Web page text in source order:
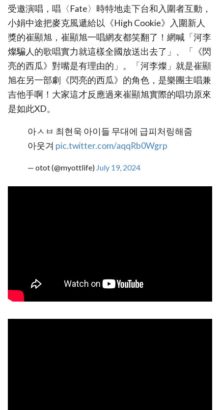
受邀演唱，唱〈Fate〉時特地走下台和入圍者互動，
小娟中途把麥克風遞給以《High Cookie》入圍新人
獎的崔顯旭，崔顯旭一唱網友都笑翻了！網喊「河李
燦騙人的歌唱實力就這樣全國放送出去了」、「《閃
亮的西瓜》對嘴是有理由的」。「河李燦」就是崔顯
旭在另一部劇《閃亮的西瓜》的角色，是樂團主唱兼
吉他手啊！大家這才反應過來崔顯旭實際的唱功原來
是如此XD。
아ㅅㅂ 최현욱 아이들 무대에 급피처링해줌
아웃겨 pic.twitter.com/aqqRb0Wgrp
— otot (@myottlife) July 19, 2024